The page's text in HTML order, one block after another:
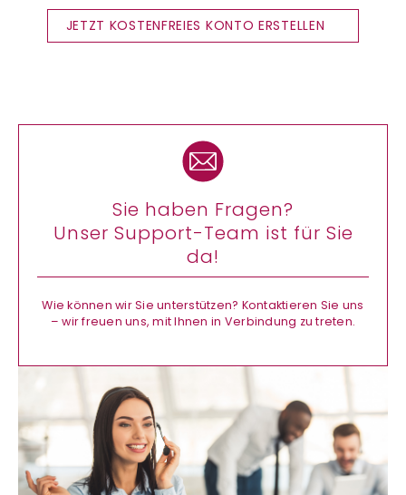
JETZT KOSTENFREIES KONTO ERSTELLEN
Sie haben Fragen?
Unser Support-Team ist für Sie
da!
Wie können wir Sie unterstützen? Kontaktieren Sie uns
– wir freuen uns, mit Ihnen in Verbindung zu treten.